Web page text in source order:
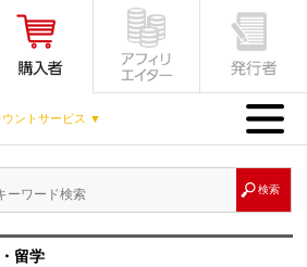
ウントサービス ▼ MENU
留学